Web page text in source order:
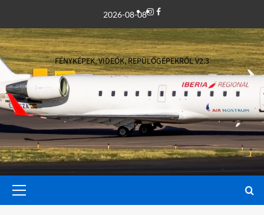
content
2026-08-08Instagram
Facebook
FÉNYKÉPEK, VIDEÓK, REPÜLŐGÉPEKRŐL V2.3
Menu